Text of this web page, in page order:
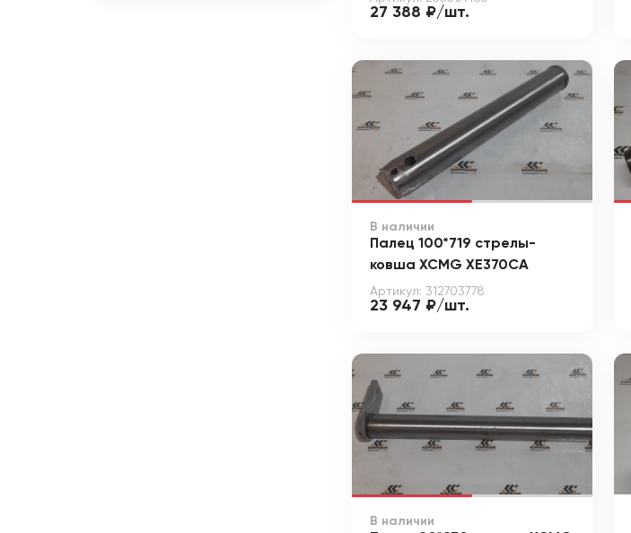
27 388 ₽/шт.
В наличии
Палец 100*719 стрелы-
ковша XCMG XE370CA
Артикул: 312703778
23 947 ₽/шт.
В наличии